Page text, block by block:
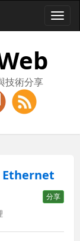
技術分享
Ethernet
分享